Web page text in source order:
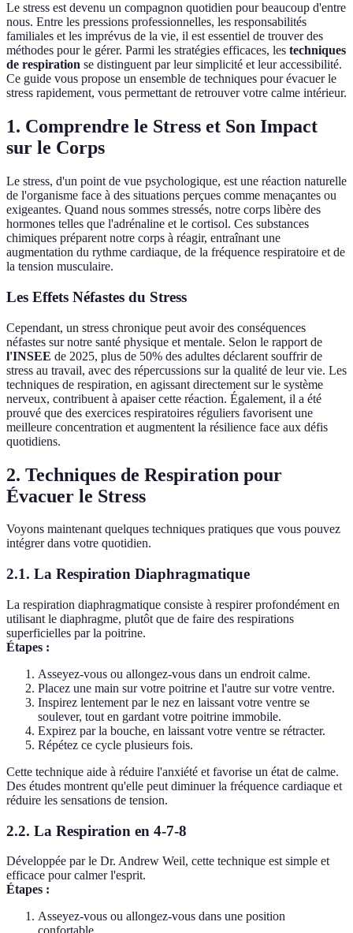
Le stress est devenu un compagnon quotidien pour beaucoup d'entre
nous. Entre les pressions professionnelles, les responsabilités
familiales et les imprévus de la vie, il est essentiel de trouver des
méthodes pour le gérer. Parmi les stratégies efficaces, les techniques
de respiration se distinguent par leur simplicité et leur accessibilité.
Ce guide vous propose un ensemble de techniques pour évacuer le
stress rapidement, vous permettant de retrouver votre calme intérieur.
1. Comprendre le Stress et Son Impact
sur le Corps
Le stress, d'un point de vue psychologique, est une réaction naturelle
de l'organisme face à des situations perçues comme menaçantes ou
exigeantes. Quand nous sommes stressés, notre corps libère des
hormones telles que l'adrénaline et le cortisol. Ces substances
chimiques préparent notre corps à réagir, entraînant une
augmentation du rythme cardiaque, de la fréquence respiratoire et de
la tension musculaire.
Les Effets Néfastes du Stress
Cependant, un stress chronique peut avoir des conséquences
néfastes sur notre santé physique et mentale. Selon le rapport de
l'INSEE de 2025, plus de 50% des adultes déclarent souffrir de
stress au travail, avec des répercussions sur la qualité de leur vie. Les
techniques de respiration, en agissant directement sur le système
nerveux, contribuent à apaiser cette réaction. Également, il a été
prouvé que des exercices respiratoires réguliers favorisent une
meilleure concentration et augmentent la résilience face aux défis
quotidiens.
2. Techniques de Respiration pour
Évacuer le Stress
Voyons maintenant quelques techniques pratiques que vous pouvez
intégrer dans votre quotidien.
2.1. La Respiration Diaphragmatique
La respiration diaphragmatique consiste à respirer profondément en
utilisant le diaphragme, plutôt que de faire des respirations
superficielles par la poitrine.
Étapes :
Asseyez-vous ou allongez-vous dans un endroit calme.
Placez une main sur votre poitrine et l'autre sur votre ventre.
Inspirez lentement par le nez en laissant votre ventre se
soulever, tout en gardant votre poitrine immobile.
Expirez par la bouche, en laissant votre ventre se rétracter.
Répétez ce cycle plusieurs fois.
Cette technique aide à réduire l'anxiété et favorise un état de calme.
Des études montrent qu'elle peut diminuer la fréquence cardiaque et
réduire les sensations de tension.
2.2. La Respiration en 4-7-8
Développée par le Dr. Andrew Weil, cette technique est simple et
efficace pour calmer l'esprit.
Étapes :
Asseyez-vous ou allongez-vous dans une position